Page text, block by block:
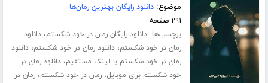
موضوع:دانلود رایگان بهترین رمان‌ها
۲۹۱ صفحه
برچسب‌ها:دانلود رایگان رمان در خود شکستم،دانلود
رمان در خود شکستم،دانلود رمان در خود شکستم،دانلود
رمان در خود شکستم با لینک مستقیم،دانلود رمان در
خود شکستم برای موبایل،رمان در خود شکستم،رمان در